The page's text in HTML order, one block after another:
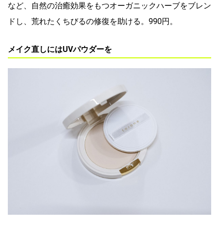
など、自然の治癒効果をもつオーガニックハーブをブレン
ドし、荒れたくちびるの修復を助ける。990円。
メイク直しにはUVパウダーを